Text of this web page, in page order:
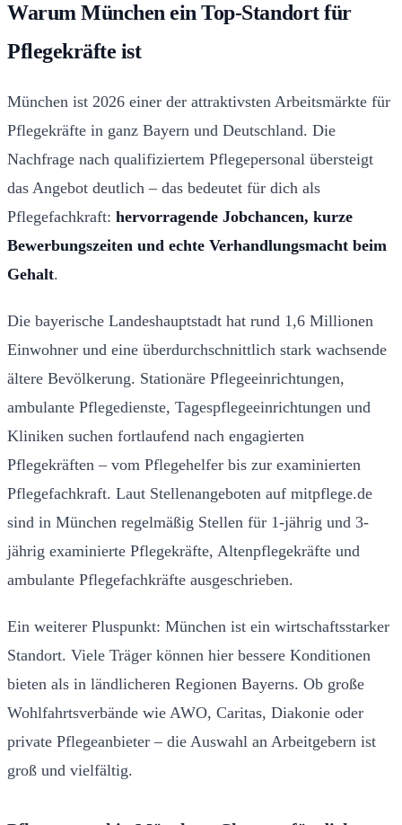
Warum München ein Top-Standort für
Pflegekräfte ist
München ist 2026 einer der attraktivsten Arbeitsmärkte für
Pflegekräfte in ganz Bayern und Deutschland. Die
Nachfrage nach qualifiziertem Pflegepersonal übersteigt
das Angebot deutlich – das bedeutet für dich als
Pflegefachkraft: hervorragende Jobchancen, kurze
Bewerbungszeiten und echte Verhandlungsmacht beim
Gehalt.
Die bayerische Landeshauptstadt hat rund 1,6 Millionen
Einwohner und eine überdurchschnittlich stark wachsende
ältere Bevölkerung. Stationäre Pflegeeinrichtungen,
ambulante Pflegedienste, Tagespflegeeinrichtungen und
Kliniken suchen fortlaufend nach engagierten
Pflegekräften – vom Pflegehelfer bis zur examinierten
Pflegefachkraft. Laut Stellenangeboten auf mitpflege.de
sind in München regelmäßig Stellen für 1-jährig und 3-
jährig examinierte Pflegekräfte, Altenpflegekräfte und
ambulante Pflegefachkräfte ausgeschrieben.
Ein weiterer Pluspunkt: München ist ein wirtschaftsstarker
Standort. Viele Träger können hier bessere Konditionen
bieten als in ländlicheren Regionen Bayerns. Ob große
Wohlfahrtsverbände wie AWO, Caritas, Diakonie oder
private Pflegeanbieter – die Auswahl an Arbeitgebern ist
groß und vielfältig.